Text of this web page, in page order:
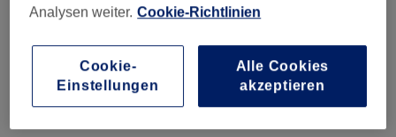
5,0 217 Bewertungen
Analysen weiter. Cookie-Richtlinien
Cookie-
Einstellungen
Alle Cookies
akzeptieren